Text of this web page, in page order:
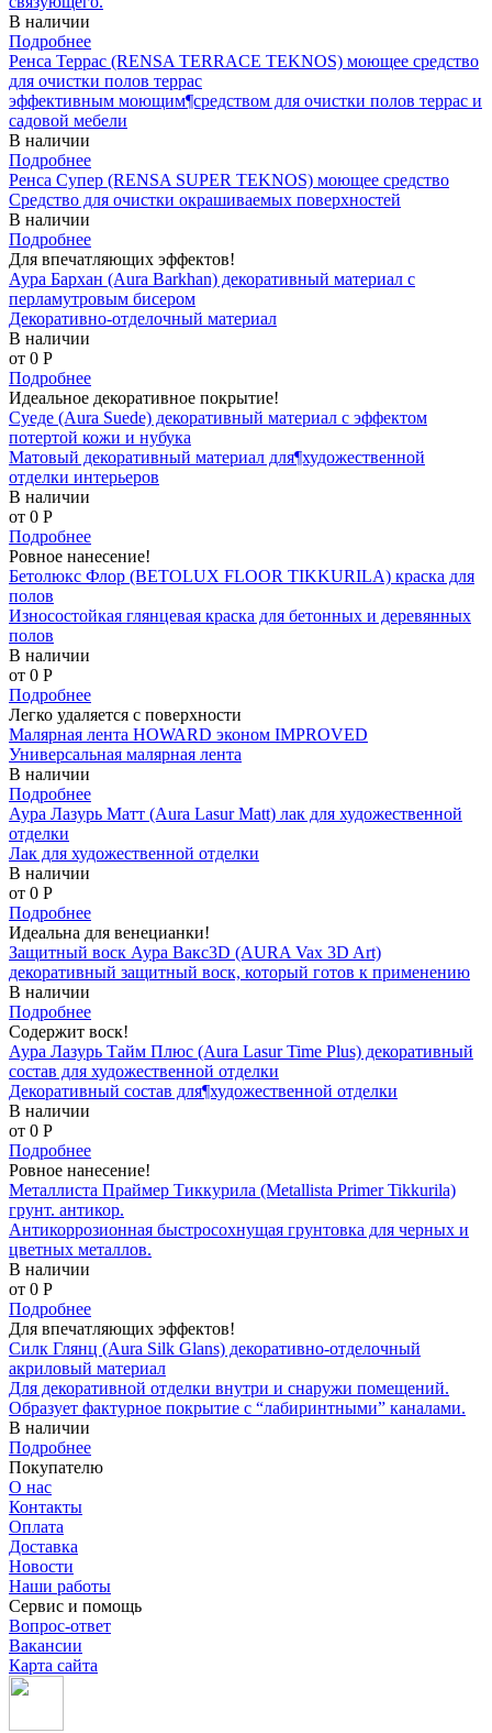
В наличии
Подробнее
Ренса Террас (RENSA TERRACE TEKNOS) моющее средство
для очистки полов террас
эффективным моющим¶средством для очистки полов террас и
садовой мебели
В наличии
Подробнее
Ренса Супер (RENSA SUPER TEKNOS) моющее средство
Средство для очистки окрашиваемых поверхностей
В наличии
Подробнее
Для впечатляющих эффектов!
Аура Бархан (Aura Barkhan) декоративный материал с
перламутровым бисером
Декоративно-отделочный материал
В наличии
от 0 P
Подробнее
Идеальное декоративное покрытие!
Суеде (Aura Suede) декоративный материал с эффектом
потертой кожи и нубука
Матовый декоративный материал для¶художественной
отделки интерьеров
В наличии
от 0 P
Подробнее
Ровное нанесение!
Бетолюкс Флор (BETOLUX FLOOR TIKKURILA) краска для
полов
Износостойкая глянцевая краска для бетонных и деревянных
полов
В наличии
от 0 P
Подробнее
Легко удаляется с поверхности
Малярная лента HOWARD эконом IMPROVED
Универсальная малярная лента
В наличии
Подробнее
Аура Лазурь Матт (Aura Lasur Matt) лак для художественной
отделки
Лак для художественной отделки
В наличии
от 0 P
Подробнее
Идеальна для венецианки!
Защитный воск Аура Вакс3D (AURA Vax 3D Art)
декоративный защитный воск, который готов к применению
В наличии
Подробнее
Содержит воск!
Аура Лазурь Тайм Плюс (Aura Lasur Time Plus) декоративный
состав для художественной отделки
Декоративный состав для¶художественной отделки
В наличии
от 0 P
Подробнее
Ровное нанесение!
Металлиста Праймер Тиккурила (Metallista Primer Tikkurila)
грунт. антикор.
Антикоррозионная быстросохнущая грунтовка для черных и
цветных металлов.
В наличии
от 0 P
Подробнее
Для впечатляющих эффектов!
Силк Глянц (Aura Silk Glans) декоративно-отделочный
акриловый материал
Для декоративной отделки внутри и снаружи помещений.
Образует фактурное покрытие с “лабиринтными” каналами.
В наличии
Подробнее
Покупателю
О нас
Контакты
Оплата
Доставка
Новости
Наши работы
Сервис и помощь
Вопрос-ответ
Вакансии
Карта сайта